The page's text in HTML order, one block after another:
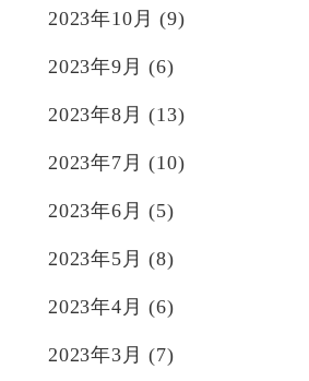
2023年10月 (9)
2023年9月 (6)
2023年8月 (13)
2023年7月 (10)
2023年6月 (5)
2023年5月 (8)
2023年4月 (6)
2023年3月 (7)